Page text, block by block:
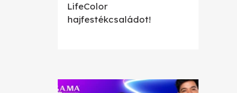
LifeColor
hajfestékcsaládot!